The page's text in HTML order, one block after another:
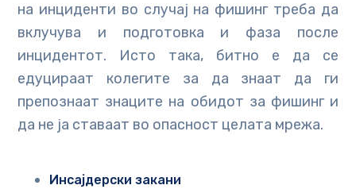
на инциденти во случај на фишинг треба да
вклучува и подготовка и фаза после
инцидентот. Исто така, битно е да се
едуцираат колегите за да знаат да ги
препознаат знаците на обидот за фишинг и
да не ја ставаат во опасност целата мрежа.
Инсајдерски закани